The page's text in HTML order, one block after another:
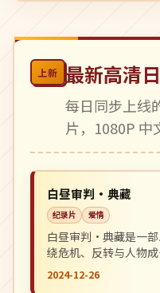
上新 最新高清
每日同步上线
片，1080P 中
英国
高分
白昼审判·典藏
纪录片 爱情
白昼审判·典藏是一
绕危机、反转与人物
推荐观看。
2024-12-26